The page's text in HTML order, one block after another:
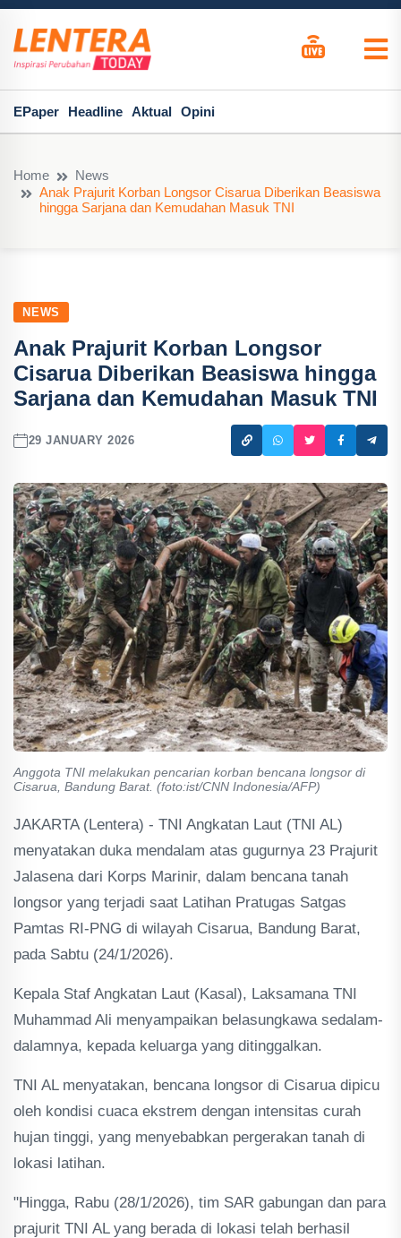
EPaper Headline Aktual Opini
Home
News
Anak Prajurit Korban Longsor Cisarua Diberikan Beasiswa
hingga Sarjana dan Kemudahan Masuk TNI
NEWS
Anak Prajurit Korban Longsor
Cisarua Diberikan Beasiswa hingga
Sarjana dan Kemudahan Masuk TNI
29 JANUARY 2026
Anggota TNI melakukan pencarian korban bencana longsor di
Cisarua, Bandung Barat. (foto:ist/CNN Indonesia/AFP)
JAKARTA (Lentera) - TNI Angkatan Laut (TNI AL)
menyatakan duka mendalam atas gugurnya 23 Prajurit
Jalasena dari Korps Marinir, dalam bencana tanah
longsor yang terjadi saat Latihan Pratugas Satgas
Pamtas RI-PNG di wilayah Cisarua, Bandung Barat,
pada Sabtu (24/1/2026).
Kepala Staf Angkatan Laut (Kasal), Laksamana TNI
Muhammad Ali menyampaikan belasungkawa sedalam-
dalamnya, kepada keluarga yang ditinggalkan.
TNI AL menyatakan, bencana longsor di Cisarua dipicu
oleh kondisi cuaca ekstrem dengan intensitas curah
hujan tinggi, yang menyebabkan pergerakan tanah di
lokasi latihan.
"Hingga, Rabu (28/1/2026), tim SAR gabungan dan para
prajurit TNI AL yang berada di lokasi telah berhasil